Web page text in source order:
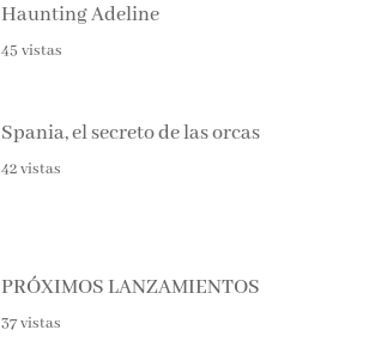
Haunting Adeline
45 vistas
Spania, el secreto de las orcas
42 vistas
PRÓXIMOS LANZAMIENTOS
37 vistas